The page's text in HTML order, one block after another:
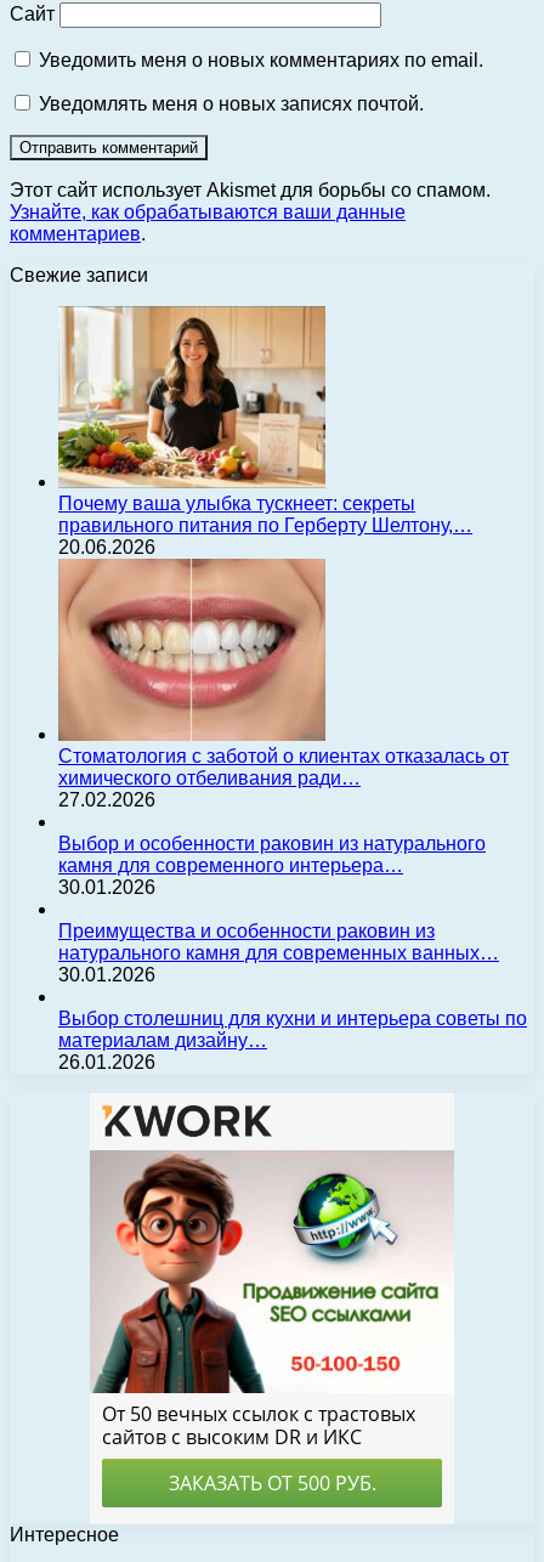
Сайт
Уведомить меня о новых комментариях по email.
Уведомлять меня о новых записях почтой.
Этот сайт использует Akismet для борьбы со спамом.
Узнайте, как обрабатываются ваши данные
комментариев.
Свежие записи
Почему ваша улыбка тускнеет: секреты
правильного питания по Герберту Шелтону,…
20.06.2026
Стоматология с заботой о клиентах отказалась от
химического отбеливания ради…
27.02.2026
Выбор и особенности раковин из натурального
камня для современного интерьера…
30.01.2026
Преимущества и особенности раковин из
натурального камня для современных ванных…
30.01.2026
Выбор столешниц для кухни и интерьера советы по
материалам дизайну…
26.01.2026
Интересное